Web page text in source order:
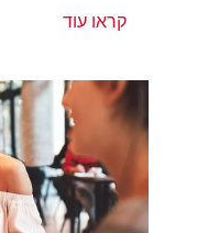
קראו עוד